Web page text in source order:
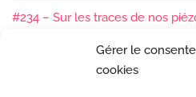
Gérer le
cookies
#234 – Sur les traces de nos
#233 – Les sédiments, ça se suit